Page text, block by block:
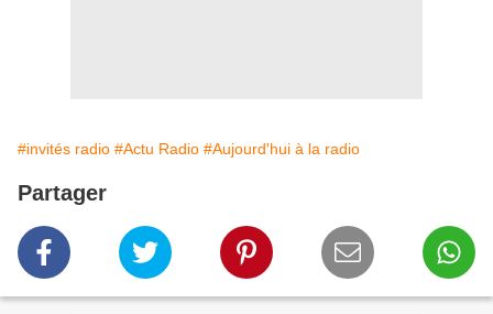
#invités radio #Actu Radio #Aujourd'hui à la radio
Partager